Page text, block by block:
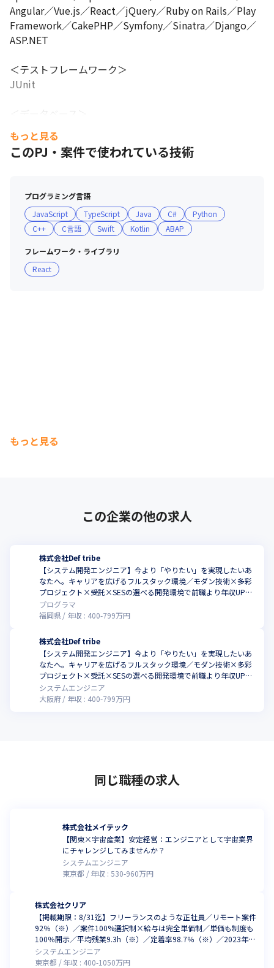
Angular／Vue.js／React／jQuery／Ruby on Rails／Play
Framework／CakePHP／Symfony／Sinatra／Django／
ASP.NET
＜テストフレームワーク＞
JUnit
＜データベース＞
SQL Server／MySQL／Oracle Database／PostgreSQL／
DB2／HiRDB／Sybase／Access／NoSQL
WebSphere Application Server
＜ミドルウェア・分散処理基盤＞
Apache Hadoop
＜ソースコード管理・リポジトリ管理＞
もっと見る
このPJ・案件で使われている技術
プログラミング言語
JavaScript
TypeScript Java C#
Python
C++
C言語 Swift Kotlin ABAP
フレームワーク・ライブラリ
React
もっと見る
この企業の他の求人
株式会社Def tribe
【システム開発エンジニア】今より「やりたい」を実現したいあ
なたへ。キャリアを広げるフルスタック環境／モダン技術×多彩
プロジェクト×受託×SESの選べる開発環境で前職より年収UP率
ほぼ100％！
プログラマ
福岡県
年収 : 400-799万円
株式会社Def tribe
【システム開発エンジニア】今より「やりたい」を実現したいあ
なたへ。キャリアを広げるフルスタック環境／モダン技術×多彩
プロジェクト×受託×SESの選べる開発環境で前職より年収UP率
ほぼ100％！
システムエンジニア
大阪府
年収 : 400-799万円
同じ職種の求人
株式会社メイテック
【関東×宇宙産業】安定経営：エンジニアとして宇宙業界
にチャレンジしてみませんか？
システムエンジニア
東京都
年収 : 530-960万円
株式会社クリア
【掲載期限：8/31迄】フリーランスのような正社員／リモート案件
92％（※）／案件100%選択制×給与は完全単価制／単価も制度も
100％開示／平均残業9.3h（※）／定着率98.7％（※）／2023年度
の売上成長率は160%（※いずれも、2025年12月時点）
システムエンジニア
東京都
年収 : 400-1050万円